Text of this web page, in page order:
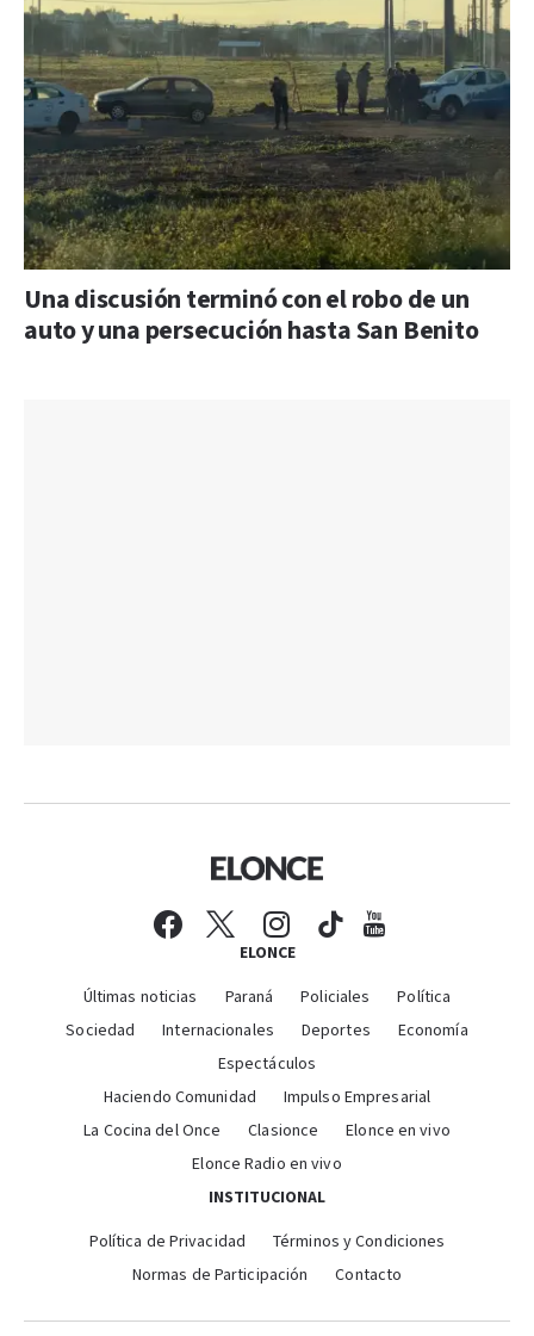
Una discusión terminó con el robo de un
auto y una persecución hasta San Benito
ELONCE
Últimas noticias Paraná Policiales
Política
Sociedad
Internacionales Deportes
Economía
Espectáculos
Haciendo Comunidad
Impulso Empresarial
La Cocina del Once
Clasionce
Elonce en vivo
Elonce Radio en vivo
INSTITUCIONAL
Política de Privacidad
Términos y Condiciones
Normas de Participación
Contacto